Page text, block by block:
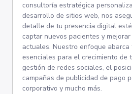
consultoría estratégica
desarrollo de sitios web, nos
detalle de tu presencia digital
captar nuevos pacientes y
actuales. Nuestro enfoque
esenciales para el crecimiento de
gestión de redes sociales, el
campañas de publicidad de pago
corporativo y mucho más.